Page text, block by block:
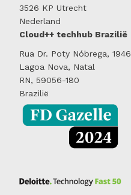
3526 KP Utrecht
Nederland
Cloud++ techhub Brazilië
Rua Dr. Poty Nóbrega, 1946
Lagoa Nova, Natal
RN, 59056-180
Brazilië